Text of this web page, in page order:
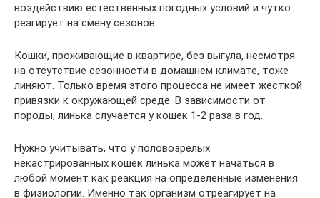
воздействию естественных погодных условий и чутко
реагирует на смену сезонов.
Кошки, проживающие в квартире, без выгула, несмотря
на отсутствие сезонности в домашнем климате, тоже
линяют. Только время этого процесса не имеет жесткой
привязки к окружающей среде. В зависимости от
породы, линька случается у кошек 1-2 раза в год.
Нужно учитывать, что у половозрелых
некастрированных кошек линька может начаться в
любой момент как реакция на определенные изменения
в физиологии. Именно так организм отреагирует на